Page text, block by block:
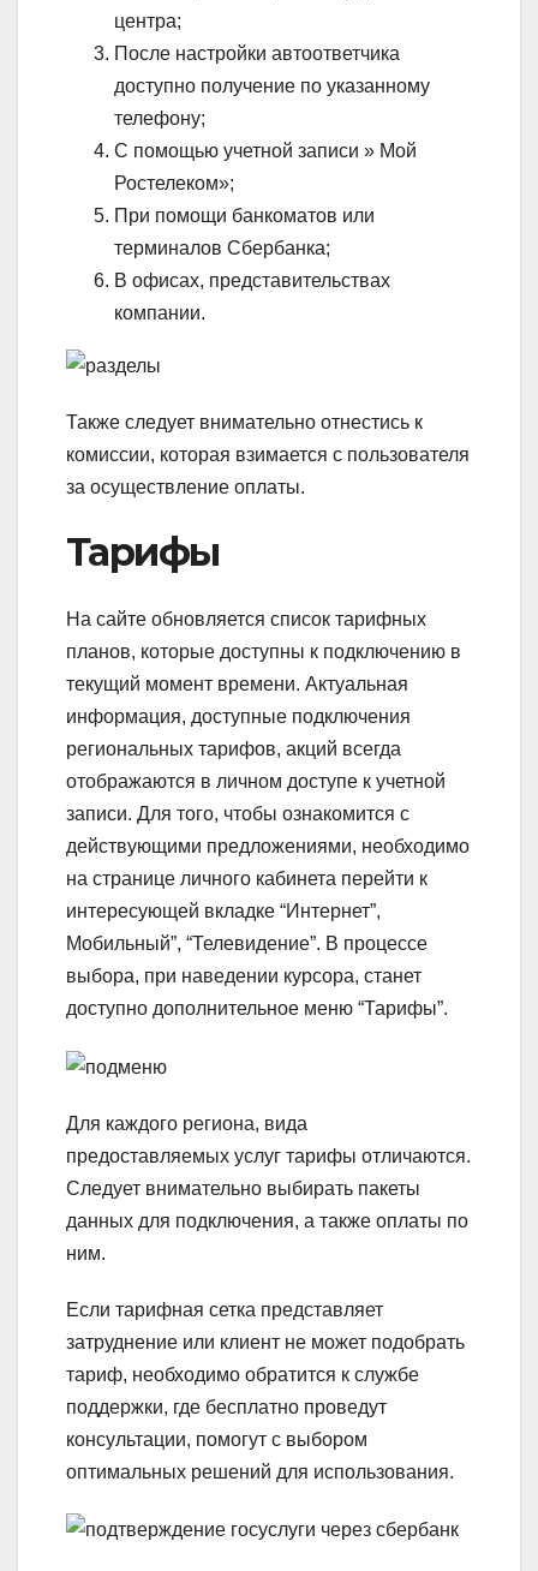
центра;
После настройки автоответчика
доступно получение по указанному
телефону;
С помощью учетной записи » Мой
Ростелеком»;
При помощи банкоматов или
терминалов Сбербанка;
В офисах, представительствах
компании.
Также следует внимательно отнестись к
комиссии, которая взимается с пользователя
за осуществление оплаты.
Тарифы
На сайте обновляется список тарифных
планов, которые доступны к подключению в
текущий момент времени. Актуальная
информация, доступные подключения
региональных тарифов, акций всегда
отображаются в личном доступе к учетной
записи. Для того, чтобы ознакомится с
действующими предложениями, необходимо
на странице личного кабинета перейти к
интересующей вкладке “Интернет”,
Мобильный”, “Телевидение”. В процессе
выбора, при наведении курсора, станет
доступно дополнительное меню “Тарифы”.
Для каждого региона, вида
предоставляемых услуг тарифы отличаются.
Следует внимательно выбирать пакеты
данных для подключения, а также оплаты по
ним.
Если тарифная сетка представляет
затруднение или клиент не может подобрать
тариф, необходимо обратится к службе
поддержки, где бесплатно проведут
консультации, помогут с выбором
оптимальных решений для использования.